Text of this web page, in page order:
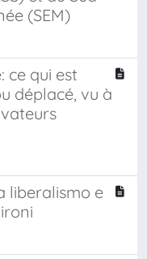
(SEM)
ce qui est
déplacé, vu à
liberalismo e